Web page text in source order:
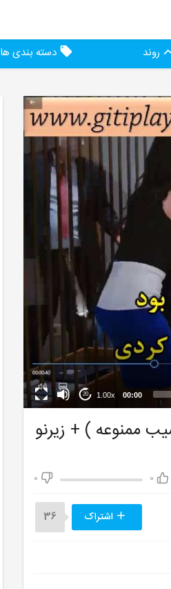
روند دسته بندی ها
00:00
1.00x
20
دست یلدیز ( قسمت 68 سریال سیب ممنوعه ) + زیرنو
0
0
اشتراک 36